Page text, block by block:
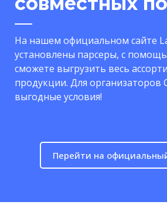
На нашем официальном сайте
установлены парсеры, с
сможете выгрузить весь
продукции. Для организаторов
выгодные условия!
Перейти на